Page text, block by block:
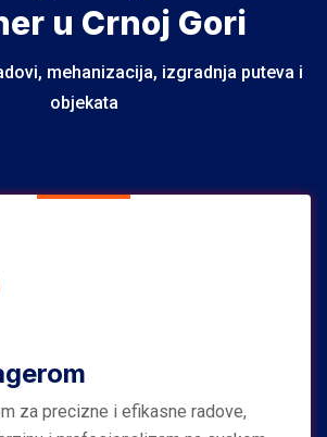
u Crnoj Gori
mehanizacija, izgradnja puteva i
objekata
za precizne i efikasne radove,